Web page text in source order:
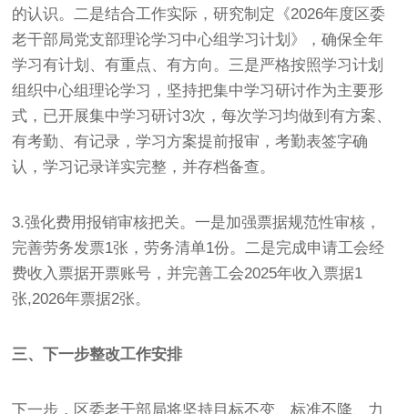
的认识。二是结合工作实际，研究制定《2026年度区委
老干部局党支部理论学习中心组学习计划》，确保全年
学习有计划、有重点、有方向。三是严格按照学习计划
组织中心组理论学习，坚持把集中学习研讨作为主要形
式，已开展集中学习研讨3次，每次学习均做到有方案、
有考勤、有记录，学习方案提前报审，考勤表签字确
认，学习记录详实完整，并存档备查。
3.强化费用报销审核把关。一是加强票据规范性审核，
完善劳务发票1张，劳务清单1份。二是完成申请工会经
费收入票据开票账号，并完善工会2025年收入票据1
张,2026年票据2张。
三、下一步整改工作安排
下一步，区委老干部局将坚持目标不变、标准不降、力